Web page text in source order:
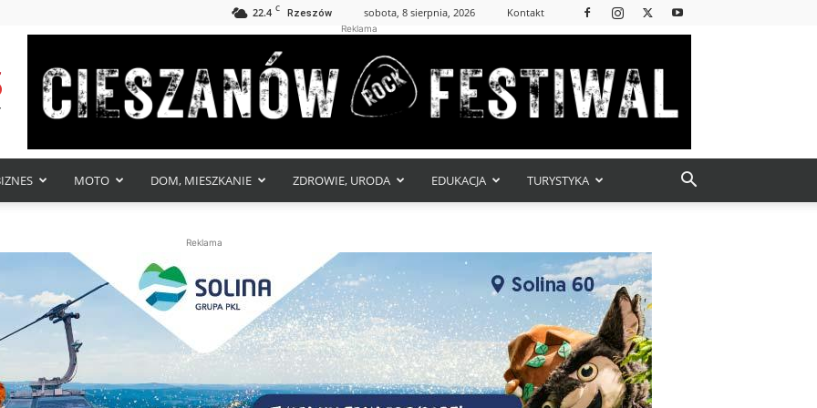
22.4 C Rzeszów sobota, 8 sierpnia, 2026 Kontakt
Reklama
MOTO DOM, MIESZKANIE ZDROWIE, URODA EDUKACJA TURYSTYKA
Reklama